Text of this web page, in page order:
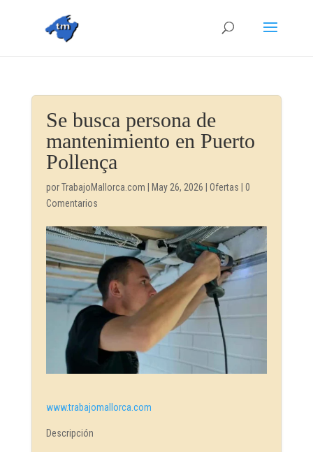
Se busca persona de
mantenimiento en Puerto
Pollença
porTrabajoMallorca.com May 26, 2026 Ofertas
0
Comentarios
www.trabajomallorca.com
Descripción